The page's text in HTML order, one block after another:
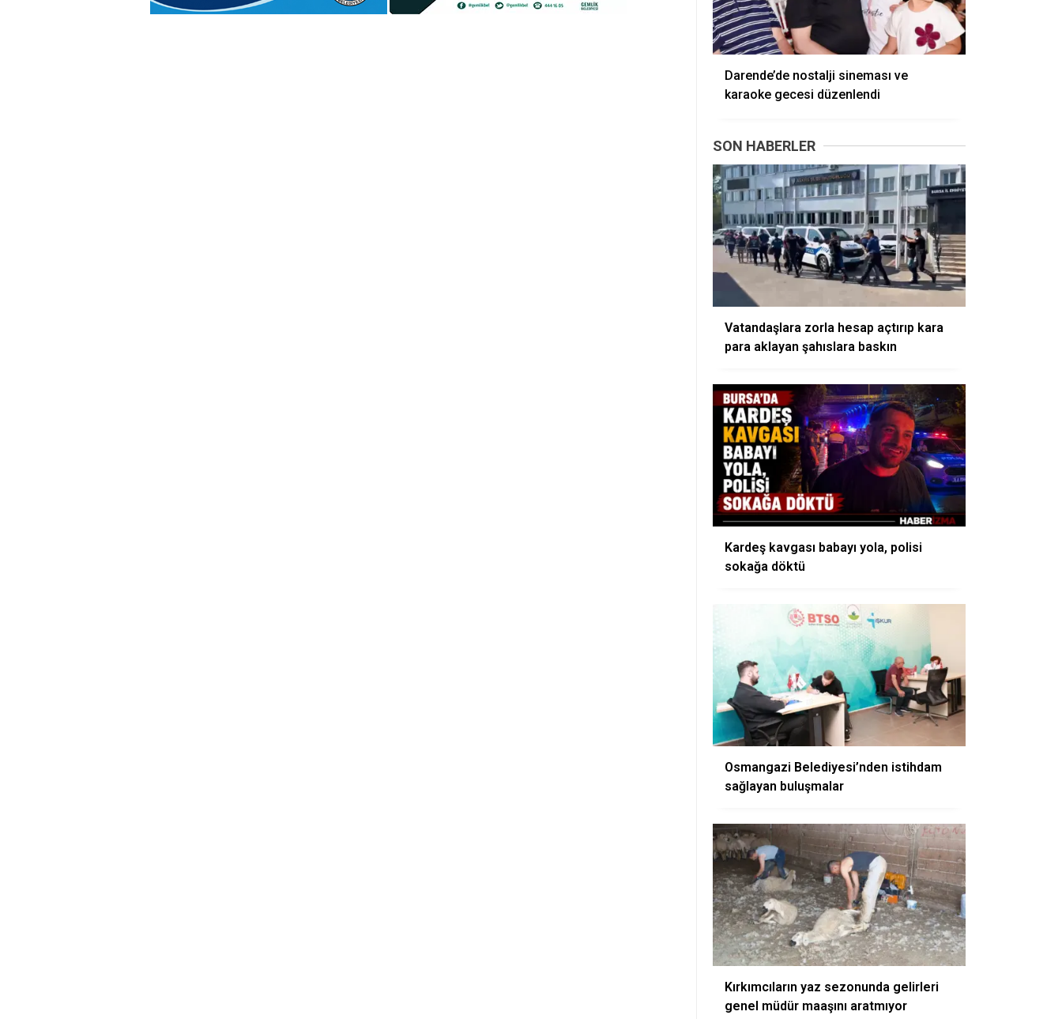
Darende’de nostalji sineması ve
karaoke gecesi düzenlendi
SON HABERLER
Vatandaşlara zorla hesap açtırıp kara
para aklayan şahıslara baskın
Kardeş kavgası babayı yola, polisi
sokağa döktü
Osmangazi Belediyesi’nden istihdam
sağlayan buluşmalar
Kırkımcıların yaz sezonunda gelirleri
genel müdür maaşını aratmıyor